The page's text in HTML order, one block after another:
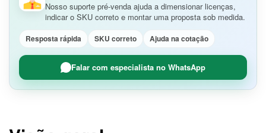
Nosso suporte pré-venda ajuda a dimensionar licenças,
indicar o SKU correto e montar uma proposta sob medida.
Resposta rápida SKU correto Ajuda na cotação
Falar com especialista no WhatsApp